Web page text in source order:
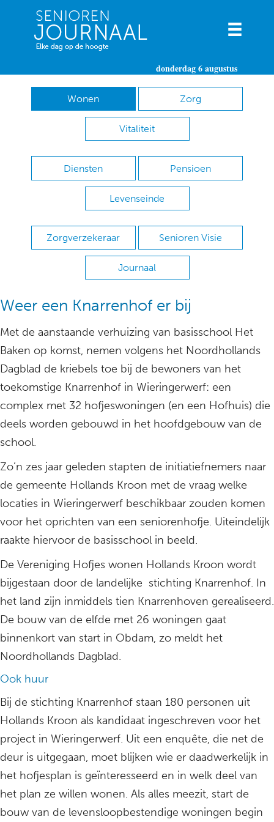
donderdag 6 augustus
Wonen Zorg
Vitaliteit
Diensten Pensioen
Levenseinde
Zorgverzekeraar Senioren Visie
Journaal
Weer een Knarrenhof er bij
Met de aanstaande verhuizing van basisschool Het
Baken op komst, nemen volgens het Noordhollands
Dagblad de kriebels toe bij de bewoners van het
toekomstige Knarrenhof in Wieringerwerf: een
complex met 32 hofjeswoningen (en een Hofhuis) die
deels worden gebouwd in het hoofdgebouw van de
school.
Zo’n zes jaar geleden stapten de initiatiefnemers naar
de gemeente Hollands Kroon met de vraag welke
locaties in Wieringerwerf beschikbaar zouden komen
voor het oprichten van een seniorenhofje. Uiteindelijk
raakte hiervoor de basisschool in beeld.
De Vereniging Hofjes wonen Hollands Kroon wordt
bijgestaan door de landelijke stichting Knarrenhof. In
het land zijn inmiddels tien Knarrenhoven gerealiseerd.
De bouw van de elfde met 26 woningen gaat
binnenkort van start in Obdam, zo meldt het
Noordhollands Dagblad.
Ook huur
Bij de stichting Knarrenhof staan 180 personen uit
Hollands Kroon als kandidaat ingeschreven voor het
project in Wieringerwerf. Uit een enquête, die net de
deur is uitgegaan, moet blijken wie er daadwerkelijk in
het hofjesplan is geïnteresseerd en in welk deel van
het plan ze willen wonen. Als alles meezit, start de
bouw van de levensloopbestendige woningen begin